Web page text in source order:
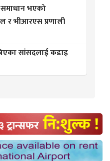
भएको
र भीआरएस प्रणाली
सांसदलाई कडाइ